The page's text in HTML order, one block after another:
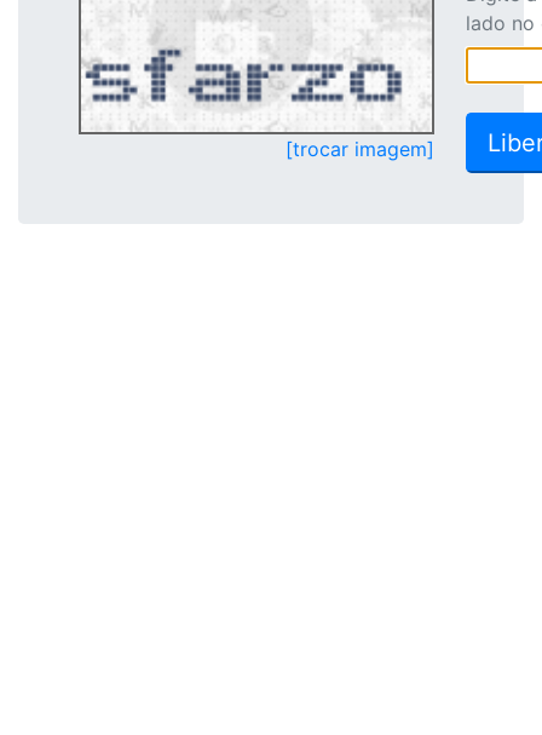
[trocar imagem]
lado no